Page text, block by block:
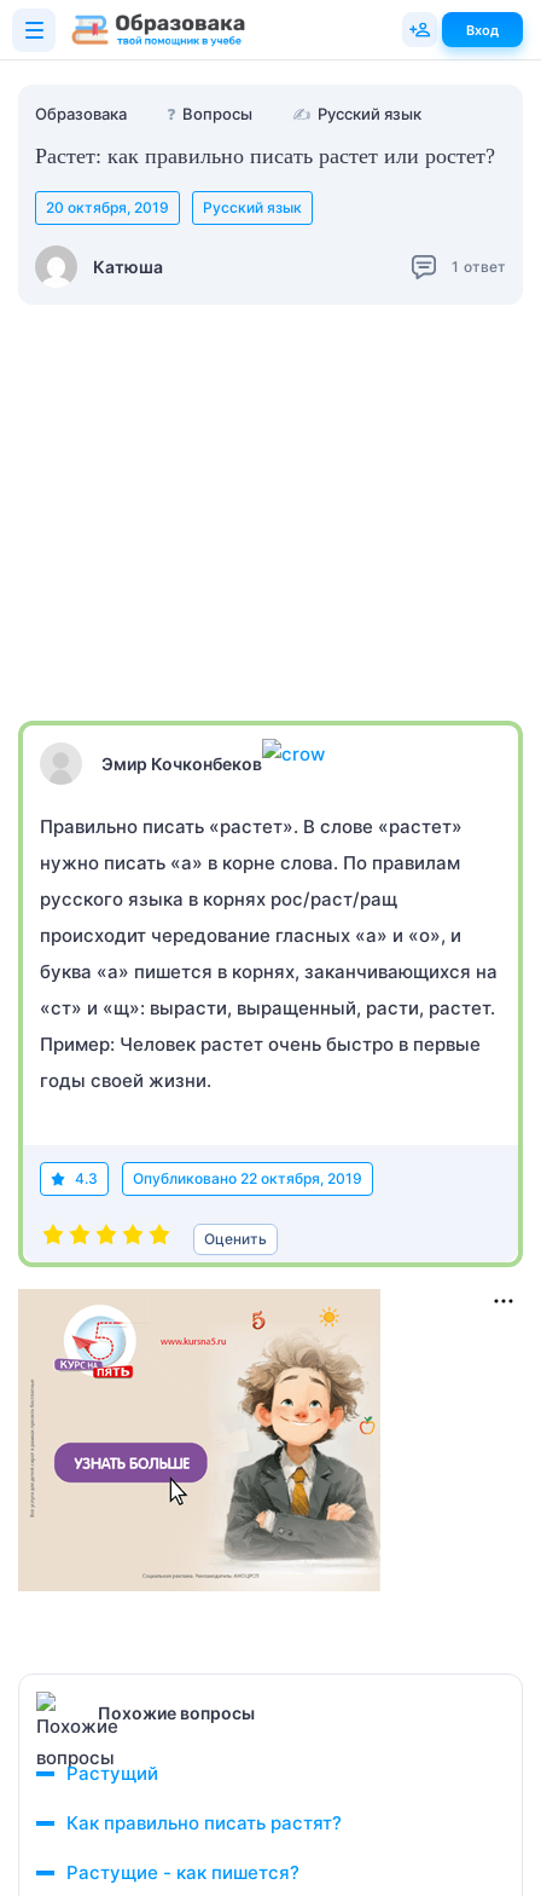
Образовака ❓ Вопросы ✍ Русский язык
Растет: как правильно писать растет или ростет?
Катюша
20 октября, 2019 Русский язык
1 ответ
Эмир Кочконбеков
Правильно писать «растет». В слове «растет»
нужно писать «а» в корне слова. По правилам
русского языка в корнях рос/раст/ращ
происходит чередование гласных «а» и «о», и
буква «а» пишется в корнях, заканчивающихся на
«ст» и «щ»: вырасти, выращенный, расти, растет.
Пример: Человек растет очень быстро в первые
годы своей жизни.
4.3 Опубликовано 22 октября, 2019
Оценить
Похожие вопросы
Растущий
Как правильно писать растят?
Растущие - как пишется?
Вход